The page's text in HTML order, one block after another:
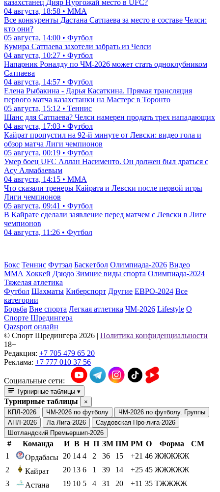
казахстанец Дияр Нургожай место в UFC?
04 августа, 18:58 • ММА
Все конкуренты Дастана Сатпаева за место в составе Челси:
кто они?
05 августа, 14:00 • Футбол
Кумира Сатпаева захотели забрать из Челси
04 августа, 10:27 • Футбол
Напарник Роналду по ЧМ-2026 может стать одноклубником
Сатпаева
04 августа, 14:57 • Футбол
Елена Рыбакина - Дарья Касаткина. Прямая трансляция
первого матча казахстанки на Мастерс в Торонто
05 августа, 15:12 • Теннис
Шанс для Сатпаева? Челси намерен продать трех нападающих
04 августа, 17:03 • Футбол
Кайрат пропустил на 92-й минуте от Левски: видео гола и
обзор матча Лиги чемпионов
05 августа, 00:19 • Футбол
Умер боец UFC Аллан Насименто. Он должен был драться с
Асу Алмабаевым
04 августа, 14:15 • ММА
Что сказали тренеры Кайрата и Левски после первой игры
Лиги чемпионов
05 августа, 09:41 • Футбол
В Кайрате сделали заявление перед матчем с Левски в Лиге
чемпионов
04 августа, 11:26 • Футбол
Бокс Теннис Футзал Баскетбол Олимпиада-2026 Видео
ММА Хоккей Дзюдо Зимние виды спорта Олимпиада-2024
Тяжелая атлетика
Футбол Шахматы Киберспорт Другие ЕВРО-2024 Все
категории
Борьба Вне спорта Легкая атлетика ЧМ-2026 Lifestyle О
Спорте Шредингера
Qazsport онлайн
© Cпорт Шредингера 2026 | Политика конфиденциальности
18+
Редакция: +7 705 479 65 20
Реклама: +7 777 010 37 56
Социальные сети:
Турнирные таблицы ▾
Турнирные таблицы
×
КПЛ-2026
ЧМ-2026 по футболу
ЧМ-2026 по футболу. Группы
АПЛ-2026
Ла Лига-2026
Саудовская Про-лига-2026
Шотландский Премьершип-2026
# Команда И В Н П ЗМ ПМ РМ О Форма
СМ
1
Ордабасы 20 14 4 2 36 15 +21 46 ЖЖЖЖЖ
2
Кайрат 20 13 6 1 39 14 +25 45 ЖЖЖЖЖ
3
Астана 19 10 5 4 31 20 +11 35 ТЖЖЖЖ